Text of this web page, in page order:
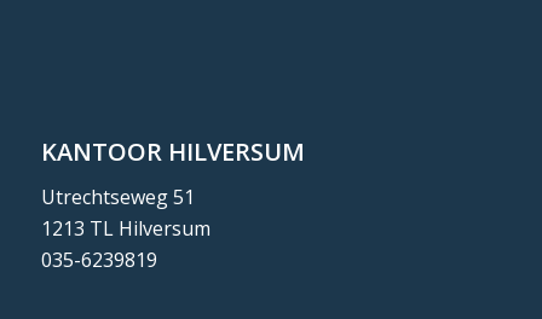
KANTOOR HILVERSUM
Utrechtseweg 51
1213 TL Hilversum
035-6239819